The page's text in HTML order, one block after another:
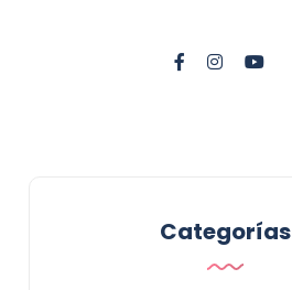
Categorías